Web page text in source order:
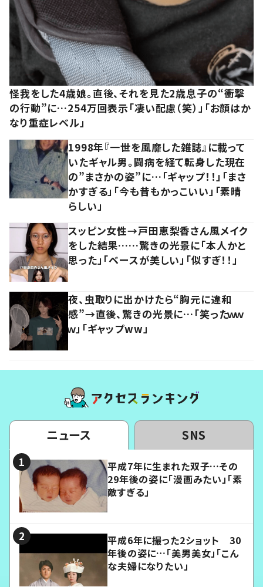
怪我をした4歳娘。直後、それを見た2歳息子の“衝撃
の行動”に…254万回表示「凄い配慮（笑）」「お顔はか
なり重症レベル」
1998年『一世を風靡した雑誌』に載って
いたギャル男。闘病を経て転身した現在
の”まさかの姿”に…「ギャップ！！」「まさ
かすぎる」「今も昔もかっこいい」「素晴
らしい」
スッピン女性→戸田恵梨香さん風メイク
をした結果……驚きの光景に「本人かと
思った」「ベースが美しい」「似すぎ！！」
夜、虫取りに出かけたら“胸元に違和
感”→直後、驚きの光景に…「笑ったｗｗ
ｗ」「ギャップww」
ニュース SNS
平成7年に生まれた双子…その
29年後の姿に「漫画みたい」「素
敵すぎる」
平成6年に撮った2ショット 30
年後の姿に…「美男美女」「こん
な夫婦になりたい」